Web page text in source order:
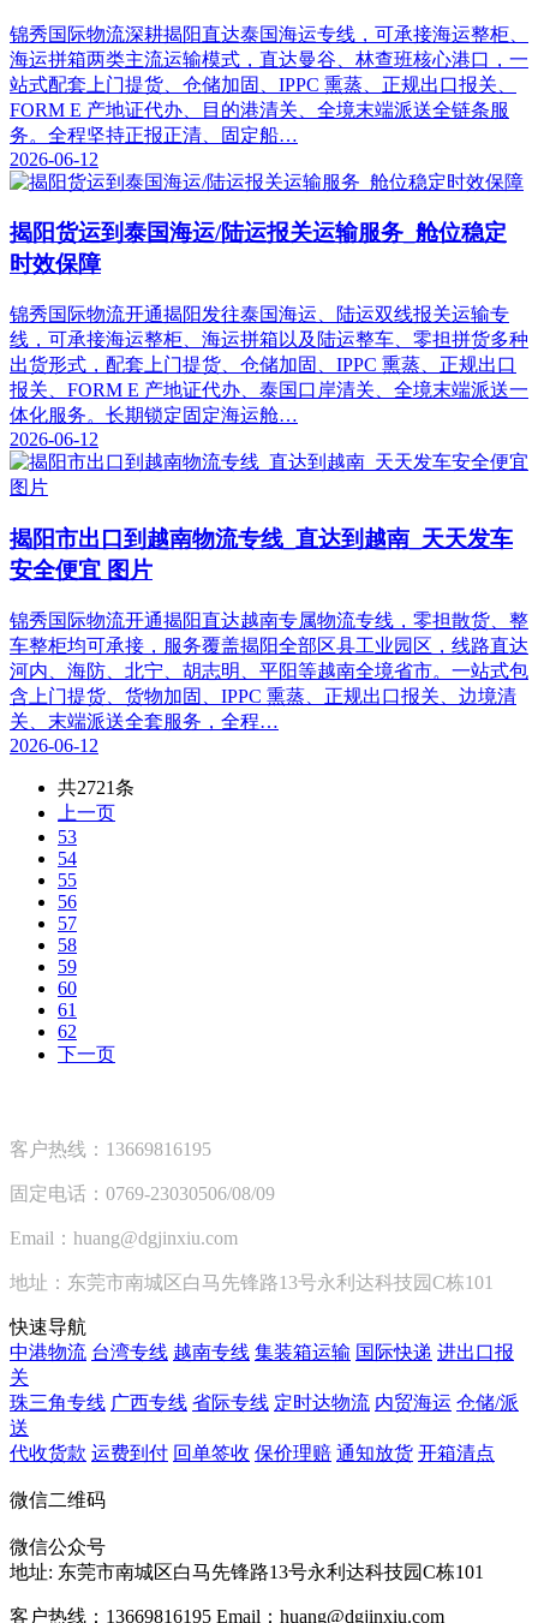
锦秀国际物流深耕揭阳直达泰国海运专线，可承接海运整柜、
海运拼箱两类主流运输模式，直达曼谷、林查班核心港口，一
站式配套上门提货、仓储加固、IPPC 熏蒸、正规出口报关、
FORM E 产地证代办、目的港清关、全境末端派送全链条服
务。全程坚持正报正清、固定船…
2026-06-12
揭阳货运到泰国海运/陆运报关运输服务_舱位稳定
时效保障
锦秀国际物流开通揭阳发往泰国海运、陆运双线报关运输专
线，可承接海运整柜、海运拼箱以及陆运整车、零担拼货多种
出货形式，配套上门提货、仓储加固、IPPC 熏蒸、正规出口
报关、FORM E 产地证代办、泰国口岸清关、全境末端派送一
体化服务。长期锁定固定海运舱…
2026-06-12
揭阳市出口到越南物流专线_直达到越南_天天发车
安全便宜 图片
锦秀国际物流开通揭阳直达越南专属物流专线，零担散货、整
车整柜均可承接，服务覆盖揭阳全部区县工业园区，线路直达
河内、海防、北宁、胡志明、平阳等越南全境省市。一站式包
含上门提货、货物加固、IPPC 熏蒸、正规出口报关、边境清
关、末端派送全套服务，全程…
2026-06-12
共2721条
上一页
53
54
55
56
57
58
59
60
61
62
下一页
客户热线：13669816195
固定电话：0769-23030506/08/09
Email：huang@dgjinxiu.com
地址：东莞市南城区白马先锋路13号永利达科技园C栋101
快速导航
中港物流 台湾专线 越南专线 集装箱运输 国际快递 进出口报
关
珠三角专线 广西专线 省际专线 定时达物流 内贸海运 仓储/派
送
代收货款 运费到付 回单签收 保价理赔 通知放货 开箱清点
微信二维码
微信公众号
地址: 东莞市南城区白马先锋路13号永利达科技园C栋101
客户热线：13669816195 Email：huang@dgjinxiu.com